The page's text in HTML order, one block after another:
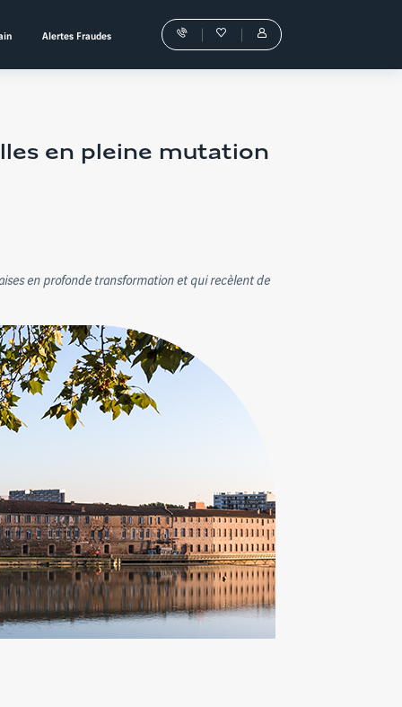
Alertes Fraudes
Nos
conseillers
vous
Favoris
Tous
les
services
en pleine mutation
en profonde transformation et qui recèlent de